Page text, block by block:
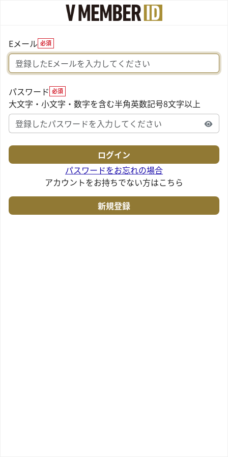
Eメール 必須
パスワード 必須
大文字・小文字・数字を含む半角英数記号8文字以上
パスワードをお忘れの場合
アカウントをお持ちでない方はこちら
新規登録